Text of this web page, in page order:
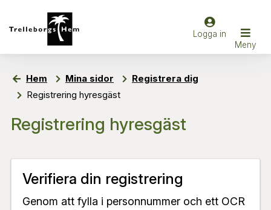
Hem Mina sidor
Registrera dig
Registrering hyresgäst
Registrering hyresgäst
Verifiera din registrering
Genom att fylla i personnummer och ett OCR